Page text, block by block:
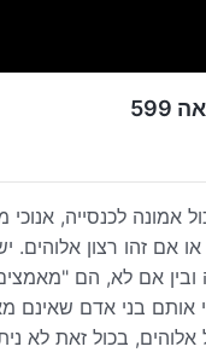
אמונה לכנסייה,
זהו רצון אלוהים.
אם לא, הם "מאמצים
אותם בני אדם
בכול זאת לא